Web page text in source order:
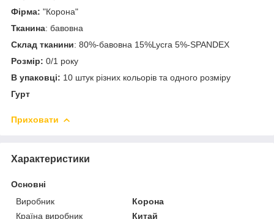
Фірма: "Корона"
Тканина: бавовна
Склад тканини: 80%-бавовна 15%Lycra 5%-SPANDEX
Розмір: 0/1 року
В упаковці: 10 штук різних кольорів та одного розміру
Гурт
Приховати
Характеристики
Основні
Виробник
Корона
Країна виробник
Китай